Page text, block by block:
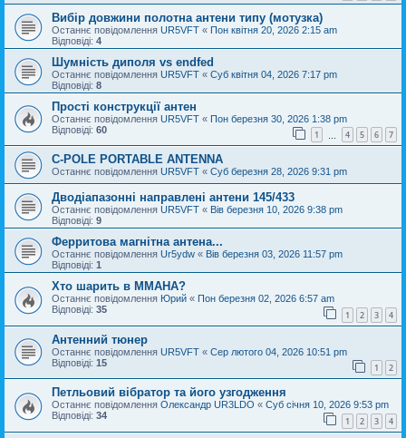
Вибір довжини полотна антени типу (мотузка)
Останнє повідомлення UR5VFT « Пон квітня 20, 2026 2:15 am
Відповіді: 4
Шумність диполя vs endfed
Останнє повідомлення UR5VFT « Суб квітня 04, 2026 7:17 pm
Відповіді: 8
Прості конструкції антен
Останнє повідомлення UR5VFT « Пон березня 30, 2026 1:38 pm
Відповіді: 60 1 4 5 6 7
C-POLE PORTABLE ANTENNA
Останнє повідомлення UR5VFT « Суб березня 28, 2026 9:31 pm
Дводіапазонні направлені антени 145/433
Останнє повідомлення UR5VFT « Вів березня 10, 2026 9:38 pm
Відповіді: 9
Ферритова магнітна антена...
Останнє повідомлення Ur5ydw « Вів березня 03, 2026 11:57 pm
Відповіді: 1
Хто шарить в ММАНА?
Останнє повідомлення Юрий « Пон березня 02, 2026 6:57 am
Відповіді: 35 1 2 3 4
Антенний тюнер
Останнє повідомлення UR5VFT « Сер лютого 04, 2026 10:51 pm
Відповіді: 15 1 2
Петльовий вібратор та його узгодження
Останнє повідомлення Oлександр UR3LDO « Суб січня 10, 2026 9:53 pm
Відповіді: 34 1 2 3 4